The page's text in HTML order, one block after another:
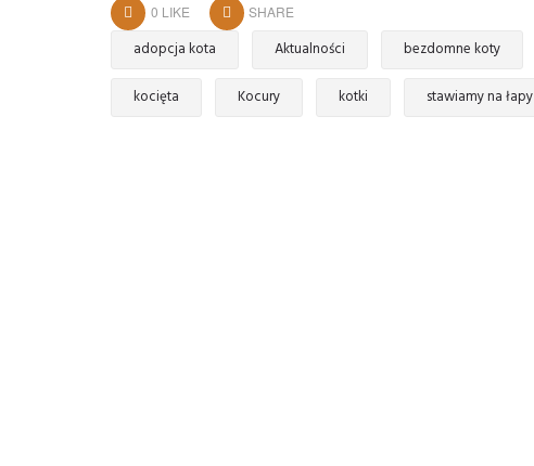
0 LIKE SHARE
adopcja kota Aktualności bezdomne koty
kocięta Kocury kotki stawiamy na łapy